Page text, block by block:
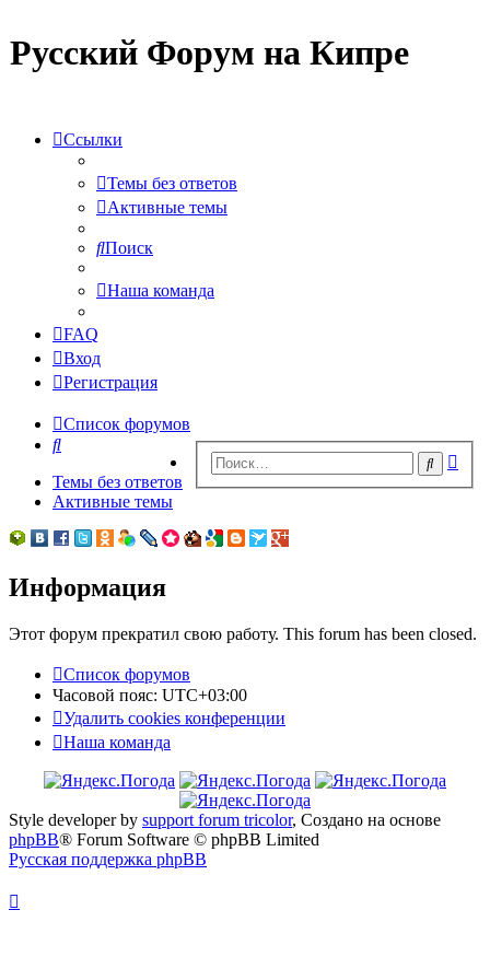
Русский Форум на Кипре
Ссылки
Темы без ответов
Активные темы
Поиск
Наша команда
FAQ
Вход
Регистрация
Список форумов
Поиск
Поиск
Темы без ответов
Активные темы
Информация
Этот форум прекратил свою работу. This forum has been closed.
Список форумов
Часовой пояс: UTC+03:00
Удалить cookies конференции
Наша команда
Style developer by support forum tricolor, Создано на основе
phpBB® Forum Software © phpBB Limited
Русская поддержка phpBB